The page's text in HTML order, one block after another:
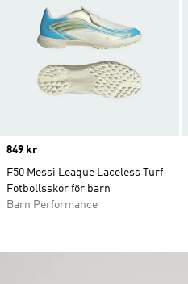
Price
849 kr
F50 Messi League Laceless Turf
Fotbollsskor för barn
Barn Performance